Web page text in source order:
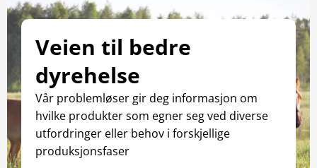
Veien til bedre
dyrehelse
Vår problemløser gir deg informasjon om
hvilke produkter som egner seg ved diverse
utfordringer eller behov i forskjellige
produksjonsfaser